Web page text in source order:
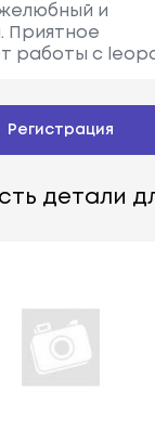
и
Приятное
работы с
Регистрация
детали